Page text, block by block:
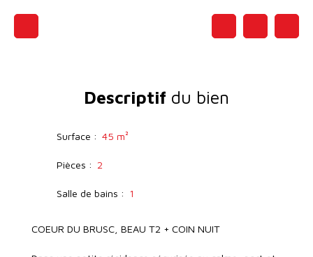
Descriptif du bien
Surface : 45 m²
Pièces : 2
Salle de bains : 1
COEUR DU BRUSC, BEAU T2 + COIN NUIT